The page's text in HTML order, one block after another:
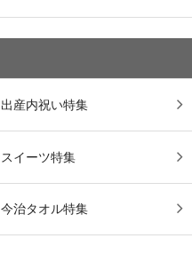
出産内祝い特集
スイーツ特集
今治タオル特集